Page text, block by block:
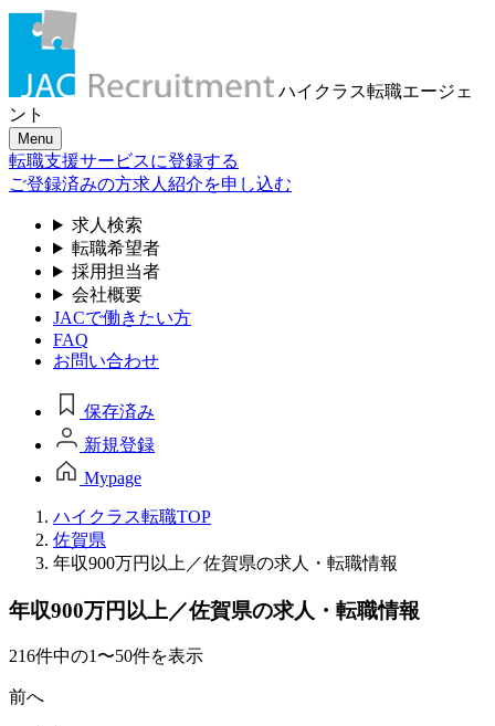
ハイクラス転職エージェ
ント
Menu
転職支援サービスに登録する
ご登録済みの方求人紹介を申し込む
求人検索
転職希望者
採用担当者
会社概要
JACで働きたい方
FAQ
お問い合わせ
保存済み
新規登録
Mypage
ハイクラス転職TOP
佐賀県
年収900万円以上／佐賀県の求人・転職情報
年収900万円以上／佐賀県の求人・転職情報
216件中の1〜50件を表示
前へ